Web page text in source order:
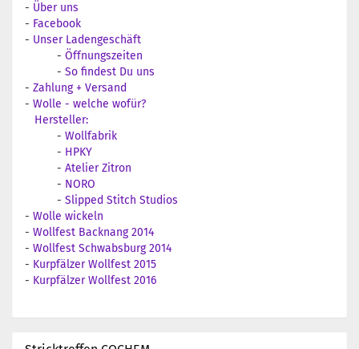
- Über uns
- Facebook
- Unser Ladengeschäft
- Öffnungszeiten
- So findest Du uns
- Zahlung + Versand
- Wolle - welche wofür?
Hersteller:
- Wollfabrik
- HPKY
- Atelier Zitron
- NORO
- Slipped Stitch Studios
- Wolle wickeln
- Wollfest Backnang 2014
- Wollfest Schwabsburg 2014
- Kurpfälzer Wollfest 2015
- Kurpfälzer Wollfest 2016